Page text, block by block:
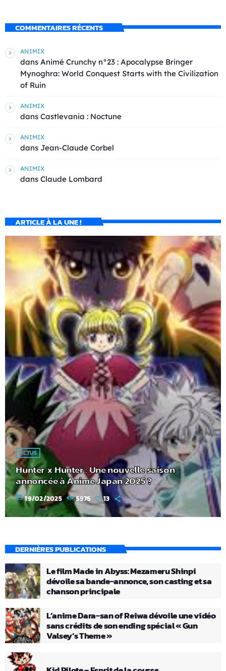
COMMENTAIRES RÉCENTS
ANIMIX
dans Animé Crunchy n°23 : Apocalypse Bringer
Mynoghra: World Conquest Starts with the Civilization
of Ruin
ANIMIX
dans Castlevania : Noctune
ANIMIX
dans Jean-Claude Corbel
ANIMIX
dans Claude Lombard
ARTICLE À LA UNE !
ACTUS
Hunter x Hunter : Une nouvelle saison
annoncée à Anime Japan 2025 ?
today 19/02/2025 5976 13
DERNIÈRES PUBLICATIONS
Le film Made in Abyss: Mezameru Shinpi
dévoile sa bande-annonce, son casting et sa
chanson principale
L’anime Dara-san of Reiwa dévoile une vidéo
sans crédits de son ending spécial « Gun
Valsey’s Theme »